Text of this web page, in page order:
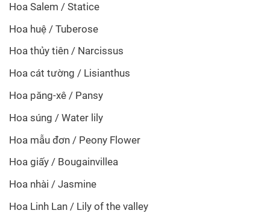
Hoa Salem / Statice
Hoa huệ / Tuberose
Hoa thủy tiên / Narcissus
Hoa cát tường / Lisianthus
Hoa păng-xê / Pansy
Hoa súng / Water lily
Hoa mẫu đơn / Peony Flower
Hoa giấy / Bougainvillea
Hoa nhài / Jasmine
Hoa Linh Lan / Lily of the valley